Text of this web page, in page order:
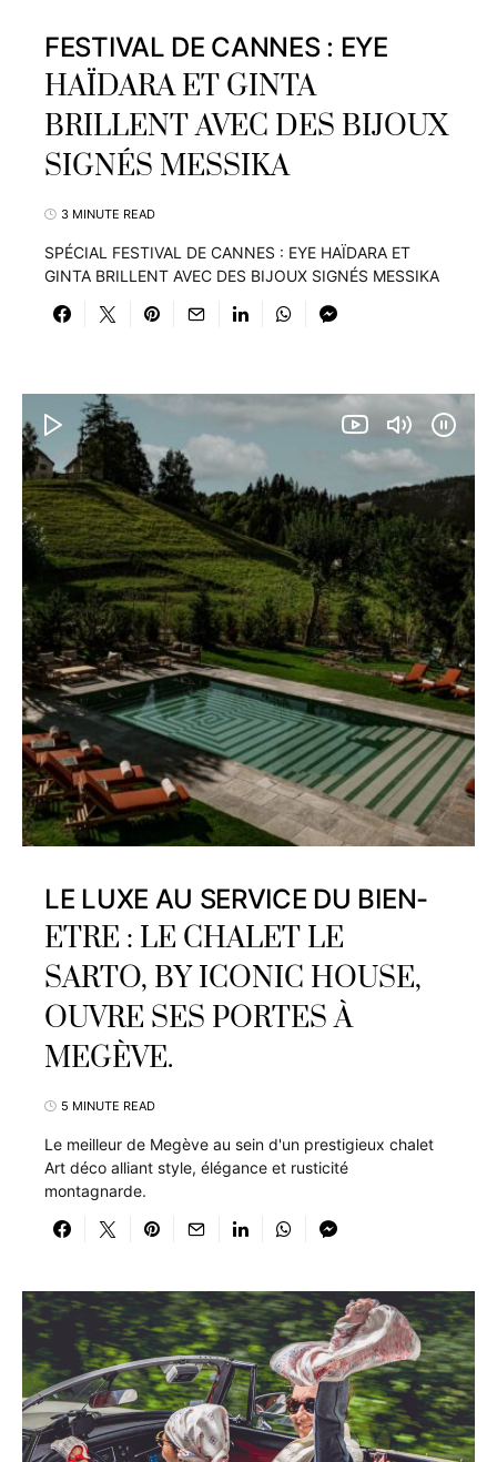
FESTIVAL DE CANNES : EYE
HAÏDARA ET GINTA
BRILLENT AVEC DES BIJOUX
SIGNÉS MESSIKA
3 MINUTE READ
SPÉCIAL FESTIVAL DE CANNES : EYE HAÏDARA ET
GINTA BRILLENT AVEC DES BIJOUX SIGNÉS MESSIKA
LE LUXE AU SERVICE DU BIEN-
ETRE : LE CHALET LE
SARTO, BY ICONIC HOUSE,
OUVRE SES PORTES À
MEGÈVE.
5 MINUTE READ
Le meilleur de Megève au sein d'un prestigieux chalet
Art déco alliant style, élégance et rusticité
montagnarde.